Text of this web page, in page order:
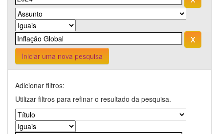
Iniciar uma nova pesquisa
Adicionar filtros:
Utilizar filtros para refinar o resultado da pesquisa.